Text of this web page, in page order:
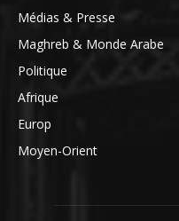
Médias & Presse
Maghreb & Monde Arabe
Politique
Afrique
Europ
Moyen-Orient